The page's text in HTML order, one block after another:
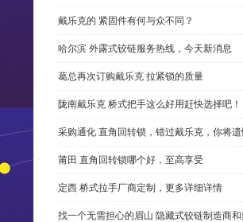
戴乐克的 紧固件有何与众不同？
哈尔滨 外露式铰链服务热线，今天新消息
葛总再次订购戴乐克 拉紧锁的质量
陇南戴乐克 桥式把手这么好用赶快选择吧！
采购通化 直角回转锁，错过戴乐克，你将
莆田 直角回转锁哪个好，至高享受
定西 桥式拉手厂商定制，更多详细详情
找一个无需担心的眉山 隐藏式铰链制造商